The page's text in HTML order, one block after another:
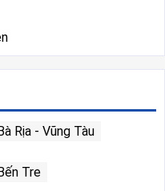
Rịa - Vũng Tàu
Tre